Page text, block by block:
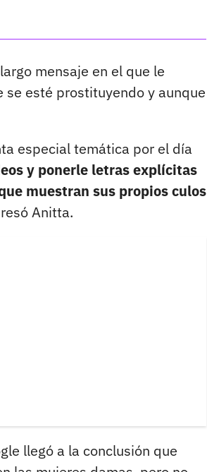
mensaje en el que le
se esté prostituyendo y aunque
especial temática por el día
y ponerle letras explícitas
muestran sus propios culos
Anitta.
llegó a la conclusión que